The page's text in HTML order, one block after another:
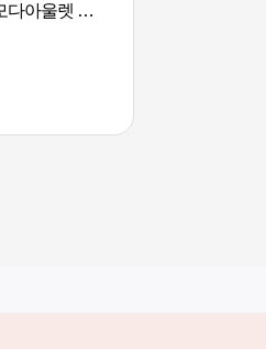
다아울렛 구